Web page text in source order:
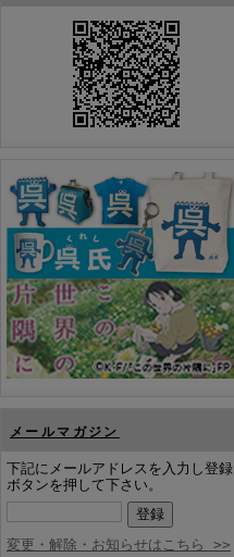
メールマガジン
下記にメールアドレスを入力し登録
ボタンを押して下さい。
変更・解除・お知らせはこちら >>